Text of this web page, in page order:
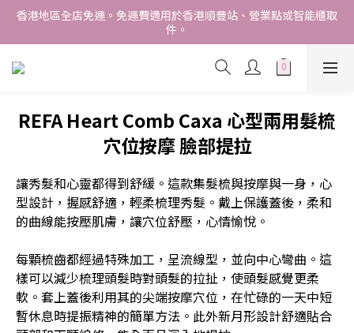
香港地區全店免運。免運費適用於香港順豐站、營業點或智能櫃取
件。
香港地區全店免運。免運費適用於香港順豐站、營業點或智能櫃取
件。
Free delivery within Hong Kong SAR. Applicable to Hong
Kong S.F store,business station or SF locker pick up.
STARTING FROM HKD280/3KG.
香港地區全店免運。免運費適用於香港順豐站、營業點或智能櫃取
REFA Heart Comb Caxa 心型兩用髮梳
穴位按摩 臉部提拉
讓秀髮和心靈都得到舒緩。這款集髮梳與按摩與一身，心
型設計，握感舒適，輕柔梳理秀髮。戴上保護蓋後，柔和
的曲線能按壓肌膚，讓穴位舒壓，心情愉悅。
每顆梳齒都經過特殊加工，呈流線型，並向中心彎曲。這
樣可以減少梳理頭髮時對頭髮的拉扯，使頭髮感覺更柔
軟。套上蓋後利用其的尖端按摩穴位，在忙碌的一天中短
暫休息時提振精神的簡單方法。此外新月形設計舒適貼合